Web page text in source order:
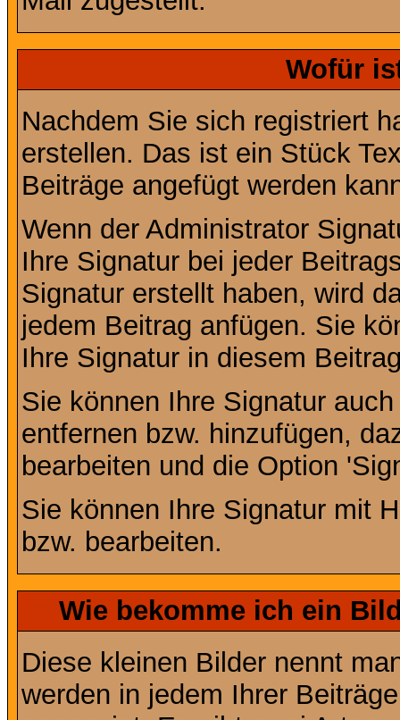
Wofür
Nachdem Sie sich registriert
erstellen. Das ist ein Stück
Beiträge angefügt werden
Wenn der Administrator
Ihre Signatur bei jeder
Signatur erstellt haben, wird
jedem Beitrag anfügen. Sie
Ihre Signatur in diesem
Sie können Ihre Signatur
entfernen bzw. hinzufügen,
bearbeiten und die Option
Sie können Ihre Signatur mit
bzw. bearbeiten.
Wie bekomme ich ein
Diese kleinen Bilder nennt
werden in jedem Ihrer